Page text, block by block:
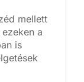
mellett
a
is